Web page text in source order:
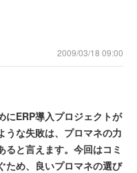
2009/03/18 09:00
にERP導入プロジェクトが
うな失敗は、プロマネの力
ると言えます。今回はコミ
ため、良いプロマネの選び